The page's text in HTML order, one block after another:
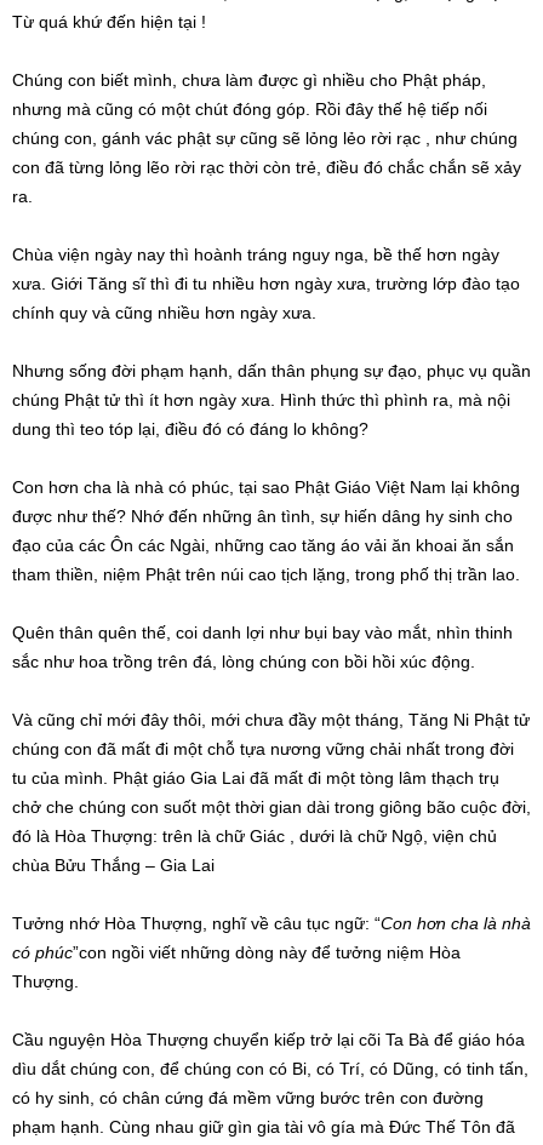
Từ quá khứ đến hiện tại !
Chúng con biết mình, chưa làm được gì nhiều cho Phật pháp,
nhưng mà cũng có một chút đóng góp. Rồi đây thế hệ tiếp nối
chúng con, gánh vác phật sự cũng sẽ lỏng lẻo rời rạc , như chúng
con đã từng lỏng lẽo rời rạc thời còn trẻ, điều đó chắc chắn sẽ xảy
ra.
Chùa viện ngày nay thì hoành tráng nguy nga, bề thế hơn ngày
xưa. Giới Tăng sĩ thì đi tu nhiều hơn ngày xưa, trường lớp đào tạo
chính quy và cũng nhiều hơn ngày xưa.
Nhưng sống đời phạm hạnh, dấn thân phụng sự đạo, phục vụ quần
chúng Phật tử thì ít hơn ngày xưa. Hình thức thì phình ra, mà nội
dung thì teo tóp lại, điều đó có đáng lo không?
Con hơn cha là nhà có phúc, tại sao Phật Giáo Việt Nam lại không
được như thế? Nhớ đến những ân tình, sự hiến dâng hy sinh cho
đạo của các Ôn các Ngài, những cao tăng áo vải ăn khoai ăn sắn
tham thiền, niệm Phật trên núi cao tịch lặng, trong phố thị trần lao.
Quên thân quên thế, coi danh lợi như bụi bay vào mắt, nhìn thinh
sắc như hoa trồng trên đá, lòng chúng con bồi hồi xúc động.
Và cũng chỉ mới đây thôi, mới chưa đầy một tháng, Tăng Ni Phật tử
chúng con đã mất đi một chỗ tựa nương vững chải nhất trong đời
tu của mình. Phật giáo Gia Lai đã mất đi một tòng lâm thạch trụ
chở che chúng con suốt một thời gian dài trong giông bão cuộc đời,
đó là Hòa Thượng: trên là chữ Giác , dưới là chữ Ngộ, viện chủ
chùa Bửu Thắng – Gia Lai
Tưởng nhớ Hòa Thượng, nghĩ về câu tục ngữ: “Con hơn cha là nhà
có phúc”con ngồi viết những dòng này để tưởng niệm Hòa
Thượng.
Cầu nguyện Hòa Thượng chuyển kiếp trở lại cõi Ta Bà để giáo hóa
dìu dắt chúng con, để chúng con có Bi, có Trí, có Dũng, có tinh tấn,
có hy sinh, có chân cứng đá mềm vững bước trên con đường
phạm hạnh. Cùng nhau giữ gìn gia tài vô gía mà Đức Thế Tôn đã